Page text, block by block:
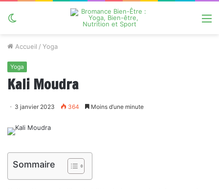
Accueil / Yoga
Yoga
Kali Moudra
3 janvier 2023 364 Moins d’une minute
Sommaire